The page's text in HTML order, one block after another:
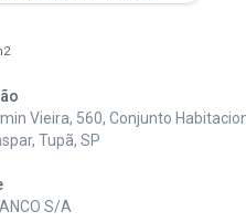
Vieira, 560, Conjunto
Tupã, SP
S/A